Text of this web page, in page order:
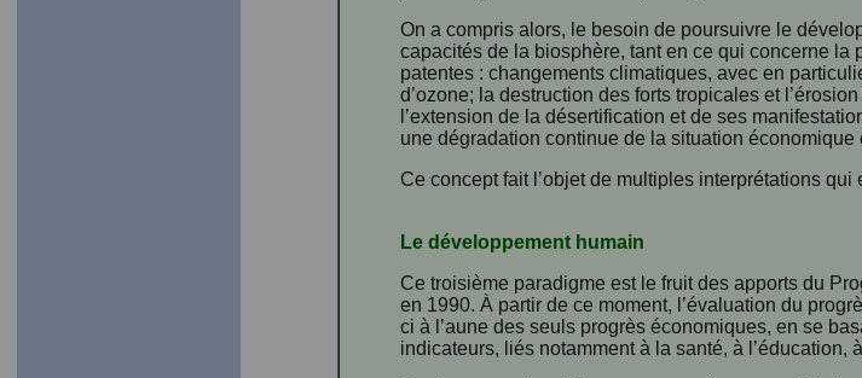
On a compris alors, le besoin de poursuivre le
capacités de la biosphère, tant en ce qui concerne la
patentes : changements climatiques, avec en
d’ozone; la destruction des forts tropicales et
l’extension de la désertification et de ses
une dégradation continue de la situation
Ce concept fait l’objet de multiples interprétations
Le développement humain
Ce troisième paradigme est le fruit des apports du
en 1990. À partir de ce moment, l’évaluation du
ci à l’aune des seuls progrès économiques, en se
indicateurs, liés notamment à la santé, à